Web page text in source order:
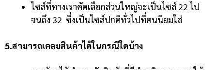
ไซส์ที่ทางเราคัดเลือกส่วนใหญ่จะเป็นไซส์ 22 ไป
จนถึง 32 ซึ่งเป็นไซส์ปกติทั่วไปที่คนนิยมใส่
5.สามารถเคลมสินค้าได้ในกรณีใดบ้าง